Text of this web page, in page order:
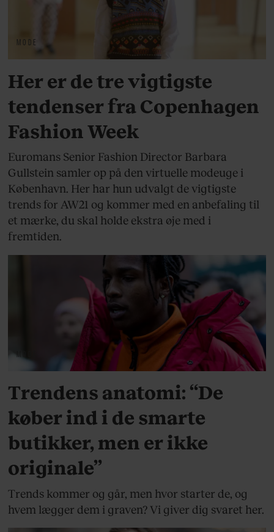
MODE
Her er de tre vigtigste
tendenser fra Copenhagen
Fashion Week
Euromans Senior Fashion Director Barbara
Gullstein samler op på den virtuelle modeuge i
København. Her har hun udvalgt de vigtigste
trends for AW21 og kommer med en anbefaling til
et mærke, du skal holde ekstra øje med i
fremtiden.
Trendens anatomi: “De
køber ind i de smarte
butikker, men er ikke
originale”
Trends kommer og går, men hvor starter de, og
hvem lægger dem i graven? Vi giver dig svaret her.